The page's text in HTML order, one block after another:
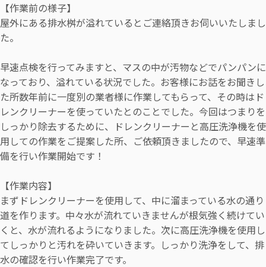
【作業前の様子】
屋外にある排水桝が溢れているとご連絡頂きお伺いいたしまし
た。
早速点検を行ってみますと、マスの中が汚物などでパンパンに
なっており、溢れている状況でした。お客様にお話をお聞きし
た所数年前に一度別の業者様に作業してもらって、その時はド
レンクリーナーを使っていたとのことでした。今回はつまりを
しっかり除去するために、ドレンクリーナーと高圧洗浄機を使
用しての作業をご提案した所、ご依頼頂きましたので、早速準
備を行い作業開始です！
【作業内容】
まずドレンクリーナーを使用して、中に溜まっている水の通り
道を作ります。中々水が流れていきませんが根気強く続けてい
くと、水が流れるようになりました。次に高圧洗浄機を使用し
てしっかりと汚れを砕いていきます。しっかり洗浄をして、排
水の確認を行い作業完了です。